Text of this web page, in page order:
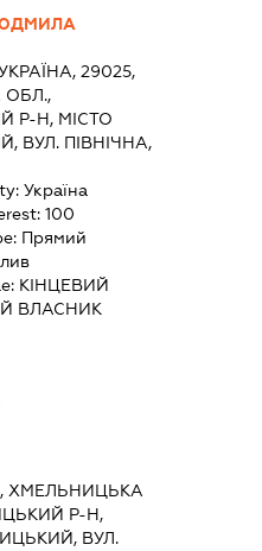
29025,
Р-Н, МІСТО
ВУЛ. ПІВНІЧНА,
Україна
100
Прямий
КІНЦЕВИЙ
ВЛАСНИК
ХМЕЛЬНИЦЬКА
Р-Н,
ВУЛ.